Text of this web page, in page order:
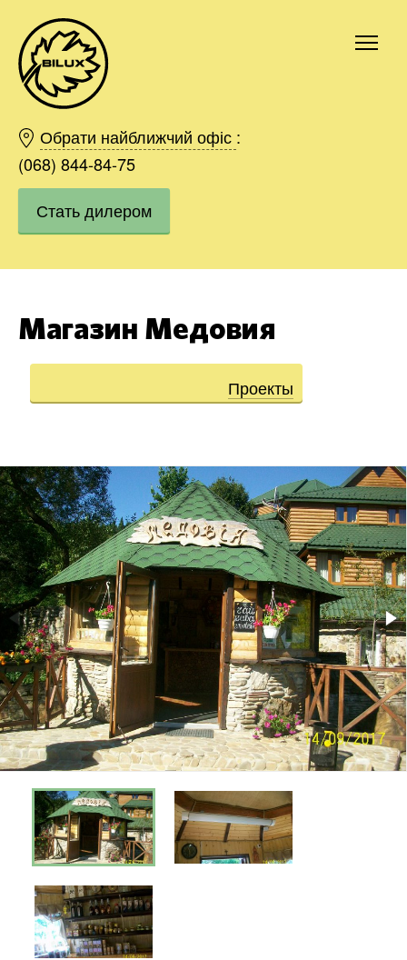
Обрати найближчий офіс :
(068) 844-84-75
Стать дилером
Магазин Медовия
Проекты
Киев
Харьков
Одесса
Днепр
Ивано-Франковск
Винница
Область
Заказать